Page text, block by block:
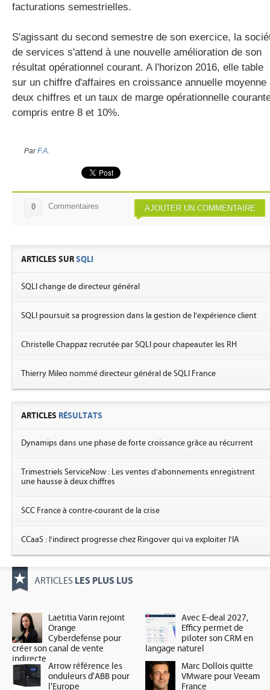
facturations semestrielles.
S'agissant du second semestre de son exercice, la
de services s'attend à une nouvelle amélioration de son
résultat opérationnel courant. A l'horizon 2016, elle table
sur un chiffre d'affaires en croissance annuelle moyenne
deux chiffres et un taux de marge opérationnelle
compris entre 8 et 10%.
ParF.A.
AJOUTER UN COMMENTAIRE
0 Commentaires
ARTICLES SURSQLI
SQLI change de directeur général
SQLI poursuit sa progression dans la gestion de l'expérience client
Christelle Chappaz recrutée par SQLI pour chapeauter les RH
Thierry Mileo nommé directeur général de SQLI France
ARTICLES RÉSULTATS
Dynamips dans une phase de forte croissance grâce au récurrent
Trimestriels ServiceNow : Les ventes d'abonnements enregistrent
une hausse à deux chiffres
SCC France à contre-courant de la crise
CCaaS : l'indirect progresse chez Ringover qui va exploiter l'IA
ARTICLES LES PLUS LUS
Laetitia Varin rejoint
Orange
Cyberdefense pour
créer son canal de vente
indirecte
Avec E-deal 2027,
Efficy permet de
piloter son CRM en
langage naturel
Arrow référence les
onduleurs d'ABB pour
l'Europe
Marc Dollois quitte
VMware pour Veeam
France